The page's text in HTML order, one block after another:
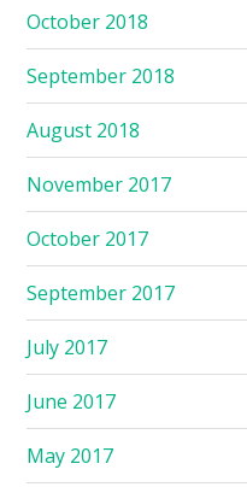
October 2018
September 2018
August 2018
November 2017
October 2017
September 2017
July 2017
June 2017
May 2017